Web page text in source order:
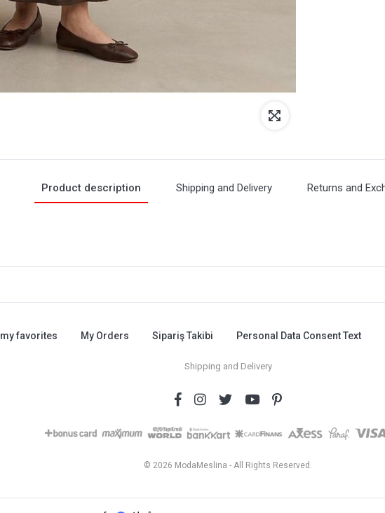
Product description Shipping and Delivery Returns and
my favorites My Orders Sipariş Takibi Personal Data Consent Text
Shipping and Delivery
© 2026 ModaMeslina - All Rights Reserved.